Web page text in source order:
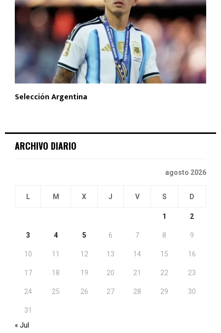
Selección Argentina
ARCHIVO DIARIO
agosto 2026
L M X J V S D
1 2
3 4 5 6 7 8 9
10 11 12 13 14 15 16
17 18 19 20 21 22 23
24 25 26 27 28 29 30
31
« Jul